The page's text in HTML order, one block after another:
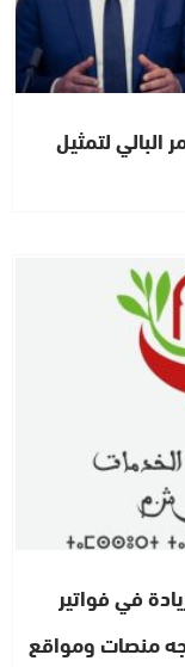
البالي لتمثيل
في فواتير
منصات ومواقع